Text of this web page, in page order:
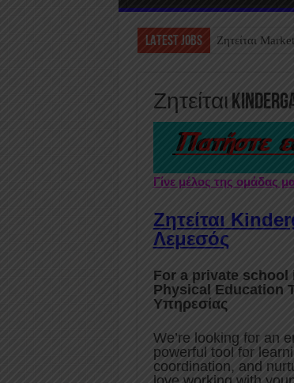
LATEST JOBS Ζητείται
Ζητείται
Γίνε μέλος της ομάδας
Ζητείται
Λεμεσός
For a private
Physical Education
Υπηρεσίας
We’re looking for an
powerful tool for
coordination, and